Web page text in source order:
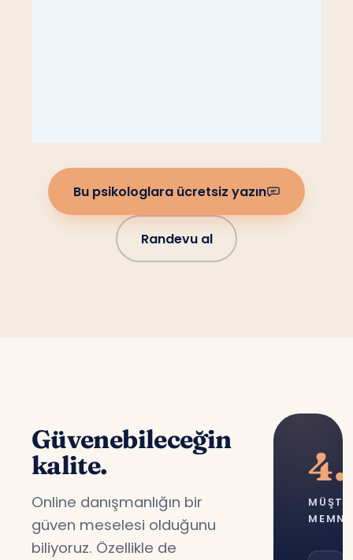
Bu psikologlara ücretsiz yazın
Randevu al
Güvenebileceğin
kalite.
Online danışmanlığın bir
güven meselesi olduğunu
biliyoruz. Özellikle de